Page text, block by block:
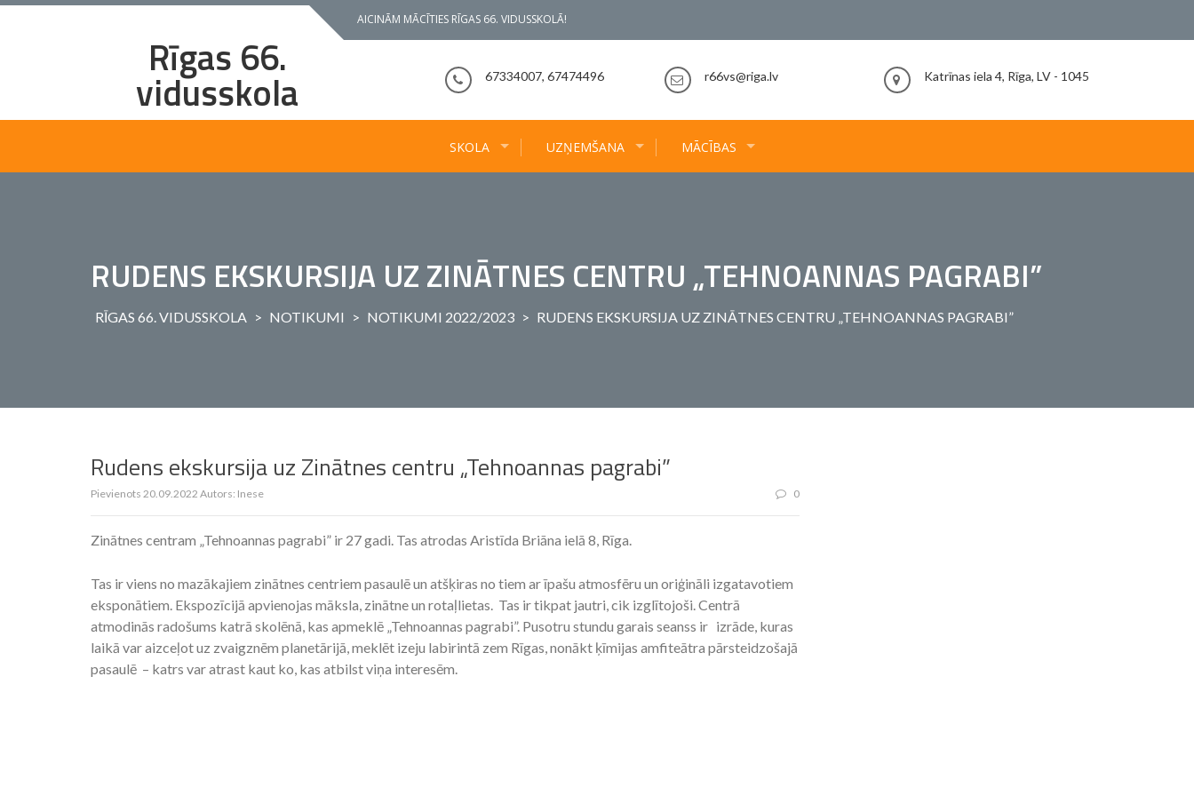
Skip
AICINĀM MĀCĪTIES RĪGAS 66. VIDUSSKOLĀ!
Rīgas 66.
vidusskola 67334007, 67474496 r66vs@riga.lv Katrīnas iela 4, Rīga, LV - 1045
SKOLA UZŅEMŠANA MĀCĪBAS
RUDENS EKSKURSIJA UZ ZINĀTNES CENTRU „TEHNOANNAS PAGRABI”
RĪGAS 66. VIDUSSKOLA > NOTIKUMI > NOTIKUMI 2022/2023 > RUDENS EKSKURSIJA UZ ZINĀTNES CENTRU „TEHNOANNAS PAGRABI”
Rudens ekskursija uz Zinātnes centru „Tehnoannas pagrabi”
Pievienots 20.09.2022 Autors: Inese 0
Zinātnes centram „Tehnoannas pagrabi” ir 27 gadi. Tas atrodas Aristīda Briāna ielā 8, Rīga.
Tas ir viens no mazākajiem zinātnes centriem pasaulē un atšķiras no tiem ar īpašu atmosfēru un oriģināli izgatavotiem
eksponātiem. Ekspozīcijā apvienojas māksla, zinātne un rotaļlietas. Tas ir tikpat jautri, cik izglītojoši. Centrā
atmodinās radošums katrā skolēnā, kas apmeklē „Tehnoannas pagrabi”. Pusotru stundu garais seanss ir izrāde, kuras
laikā var aizceļot uz zvaigznēm planetārijā, meklēt izeju labirintā zem Rīgas, nonākt ķīmijas amfiteātra pārsteidzošajā
pasaulē – katrs var atrast kaut ko, kas atbilst viņa interesēm.